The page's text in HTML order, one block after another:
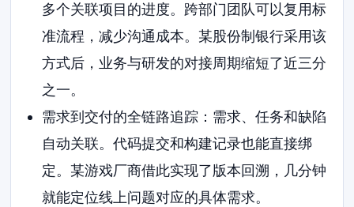
多个关联项目的进度。跨部门团队可以复用标
准流程，减少沟通成本。某股份制银行采用该
方式后，业务与研发的对接周期缩短了近三分
之一。
需求到交付的全链路追踪：需求、任务和缺陷
自动关联。代码提交和构建记录也能直接绑
定。某游戏厂商借此实现了版本回溯，几分钟
就能定位线上问题对应的具体需求。